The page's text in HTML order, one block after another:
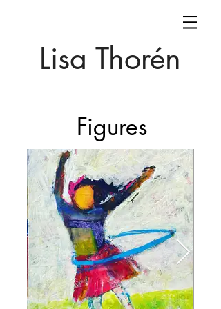
Lisa Thorén
Figures